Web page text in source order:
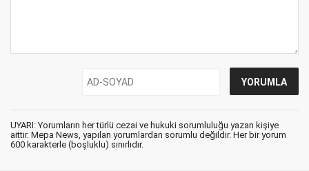
UYARI: Yorumların her türlü cezai ve hukuki sorumluluğu yazan kişiye
aittir. Mepa News, yapılan yorumlardan sorumlu değildir. Her bir yorum
600 karakterle (boşluklu) sınırlıdır.